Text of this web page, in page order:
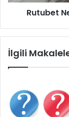
Rutubet
İlgili